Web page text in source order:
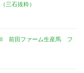
三石抜粋）
前田ファーム生産馬 フ